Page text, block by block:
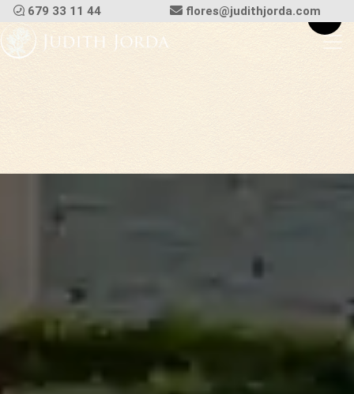
679 33 11 44 flores@judithjorda.com